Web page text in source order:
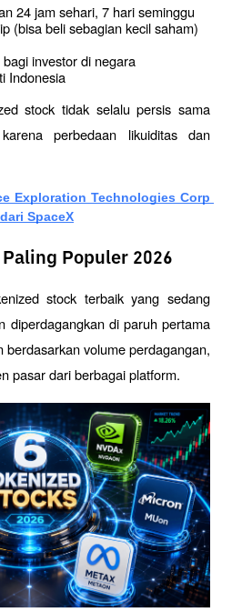
24 jam sehari, 7 hari seminggu
(bisa beli sebagian kecil saham)
investor di negara
Indonesia
stock tidak selalu persis sama
perbedaan likuiditas dan
Exploration Technologies Corp
SpaceX
Populer 2026
stock terbaik yang sedang
diperdagangkan di paruh pertama
volume perdagangan,
pasar dari berbagai platform.